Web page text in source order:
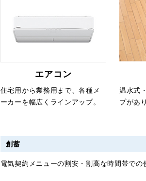
エアコン
住宅用から業務用まで、各種メ
ーカーを幅広くラインアップ。
温水式
プがあ
創蓄
電気契約メニューの割安・割高な時間帯で